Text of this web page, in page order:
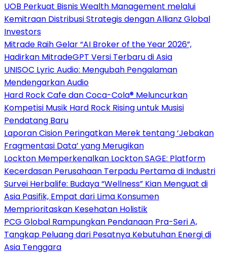
UOB Perkuat Bisnis Wealth Management melalui
Kemitraan Distribusi Strategis dengan Allianz Global
Investors
Mitrade Raih Gelar “AI Broker of the Year 2026”,
Hadirkan MitradeGPT Versi Terbaru di Asia
UNISOC Lyric Audio: Mengubah Pengalaman
Mendengarkan Audio
Hard Rock Cafe dan Coca-Cola® Meluncurkan
Kompetisi Musik Hard Rock Rising untuk Musisi
Pendatang Baru
Laporan Cision Peringatkan Merek tentang ‘Jebakan
Fragmentasi Data’ yang Merugikan
Lockton Memperkenalkan Lockton SAGE: Platform
Kecerdasan Perusahaan Terpadu Pertama di Industri
Survei Herbalife: Budaya “Wellness” Kian Menguat di
Asia Pasifik, Empat dari Lima Konsumen
Memprioritaskan Kesehatan Holistik
PCG Global Rampungkan Pendanaan Pra-Seri A,
Tangkap Peluang dari Pesatnya Kebutuhan Energi di
Asia Tenggara